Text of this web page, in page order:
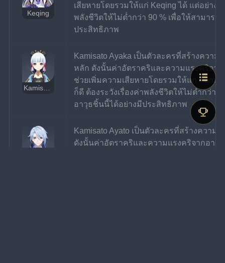
Keqing
เสียหายโดยรวมให้แก่ Keqing ได้ แต่อย่างไ
พลังชีวิตให้ไม่ต่ำกว่า 90 % เพื่อให้สามาร
ประสิทธิภาพ
Kamisato Ayaka เป็นตัวละครที่สร้างความ
หลัก ดังนั้นค่าอัตราคริและความแรงคริจา
ช่วยเพิ่มความเสียหายโดยรวมให้แก่
ก็ดี ต้องระวังเรื่องค่าพลังชีวิตให้ไม่ต่ำกว่า
อาวุธชิ้นนี้ได้อย่างมีประสิทธิภาพ
Kamisato Ayato เป็นตัวละครที่สร้างความ
ดังนั้นค่าอัตราคริและความแรงคริจากอาวุ